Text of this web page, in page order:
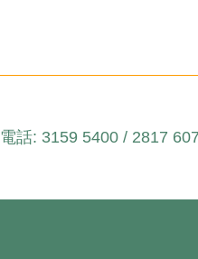
電話: 3159 5400 / 2817